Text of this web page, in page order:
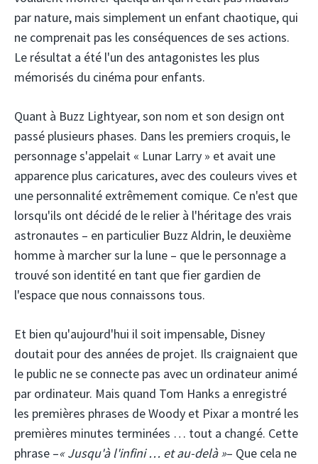
par nature, mais simplement un enfant chaotique, qui
ne comprenait pas les conséquences de ses actions.
Le résultat a été l'un des antagonistes les plus
mémorisés du cinéma pour enfants.
Quant à Buzz Lightyear, son nom et son design ont
passé plusieurs phases. Dans les premiers croquis, le
personnage s'appelait « Lunar Larry » et avait une
apparence plus caricatures, avec des couleurs vives et
une personnalité extrêmement comique. Ce n'est que
lorsqu'ils ont décidé de le relier à l'héritage des vrais
astronautes – en particulier Buzz Aldrin, le deuxième
homme à marcher sur la lune – que le personnage a
trouvé son identité en tant que fier gardien de
l'espace que nous connaissons tous.
Et bien qu'aujourd'hui il soit impensable, Disney
doutait pour des années de projet. Ils craignaient que
le public ne se connecte pas avec un ordinateur animé
par ordinateur. Mais quand Tom Hanks a enregistré
les premières phrases de Woody et Pixar a montré les
premières minutes terminées … tout a changé. Cette
phrase –« Jusqu'à l'infini … et au-delà »– Que cela ne